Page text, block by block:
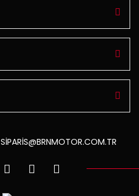
SİPARİS@BRNMOTOR.COM.TR